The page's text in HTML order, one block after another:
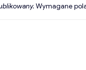
Wymagane